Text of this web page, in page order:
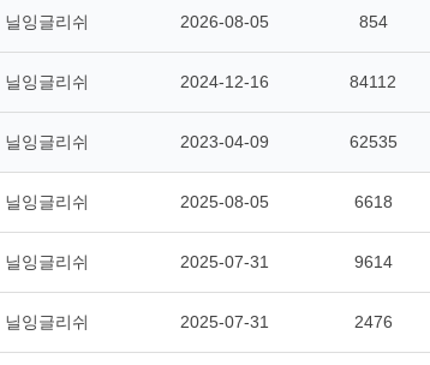
닐잉글리쉬 2026-08-05 854
닐잉글리쉬 2024-12-16 84112
닐잉글리쉬 2023-04-09 62535
닐잉글리쉬 2025-08-05 6618
닐잉글리쉬 2025-07-31 9614
닐잉글리쉬 2025-07-31 2476